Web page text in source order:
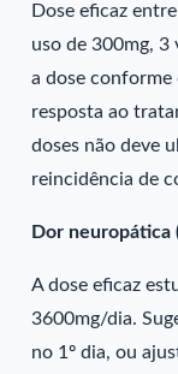
Dose eficaz
uso de 300mg, 3
a dose conforme
resposta ao
doses não deve
reincidência de
Dor neuropática
A dose eficaz
3600mg/dia.
no 1º dia, ou